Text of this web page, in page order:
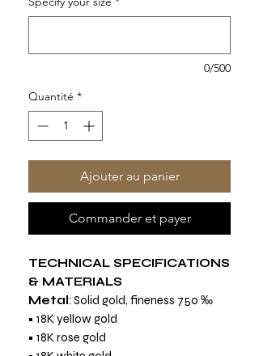
0/500
Quantité *
Ajouter au panier
Commander et payer
TECHNICAL SPECIFICATIONS
& MATERIALS
Metal: Solid gold, fineness 750 ‰
• 18K yellow gold
• 18K rose gold